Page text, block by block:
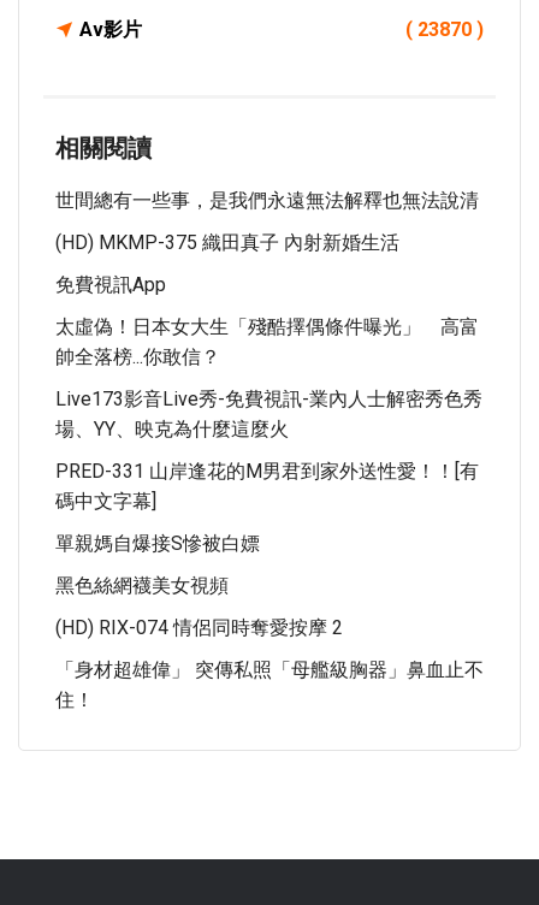
Av影片 ( 23870 )
相關閱讀
世間總有一些事，是我們永遠無法解釋也無法說清
(HD) MKMP-375 織田真子 內射新婚生活
免費視訊app
太虛偽！日本女大生「殘酷擇偶條件曝光」 高富
帥全落榜...你敢信？
Live173影音live秀-免費視訊-業內人士解密秀色秀
場、YY、映克為什麼這麼火
PRED-331 山岸逢花的M男君到家外送性愛！！[有
碼中文字幕]
單親媽自爆接S慘被白嫖
黑色絲網襪美女視頻
(HD) RIX-074 情侶同時奪愛按摩 2
「身材超雄偉」 突傳私照「母艦級胸器」鼻血止不
住！